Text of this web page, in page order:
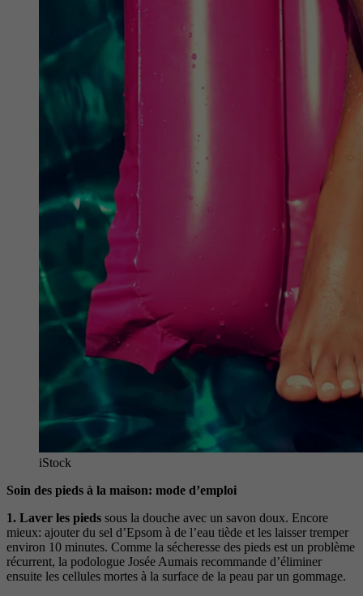
iStock
Soin des pieds à la maison: mode d’emploi
1. Laver les pieds sous la douche avec un savon doux. Encore
mieux: ajouter du sel d’Epsom à de l’eau tiède et les laisser tremper
environ 10 minutes. Comme la sécheresse des pieds est un problème
récurrent, la podologue Josée Aumais recommande d’éliminer
ensuite les cellules mortes à la surface de la peau par un gommage.